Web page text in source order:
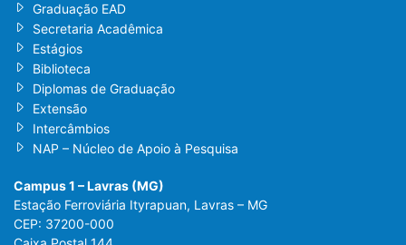
Graduação EAD
Secretaria Acadêmica
Estágios
Biblioteca
Diplomas de Graduação
Extensão
Intercâmbios
NAP – Núcleo de Apoio à Pesquisa
Campus 1 – Lavras (MG)
Estação Ferroviária Ityrapuan, Lavras – MG
CEP: 37200-000